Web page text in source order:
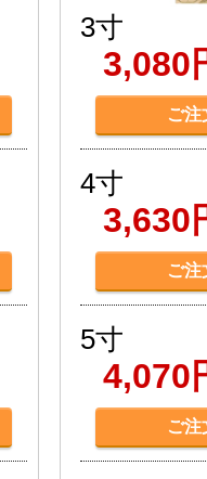
3寸
3,080
ご注
4寸
3,630
ご注
5寸
4,070
ご注